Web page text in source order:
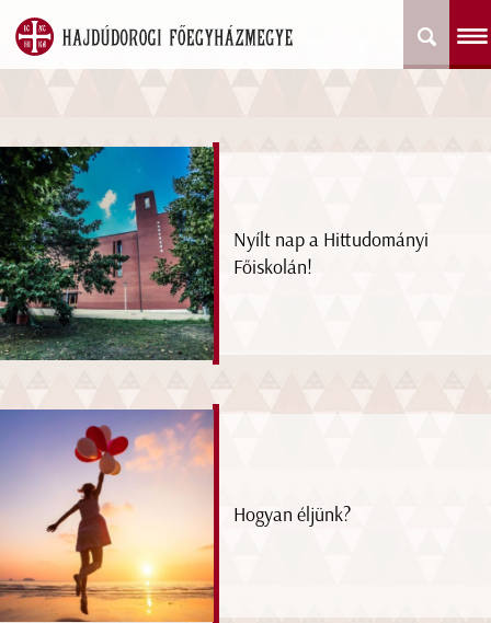
Nyílt nap a Hittudományi
Főiskolán!
Hogyan éljünk?